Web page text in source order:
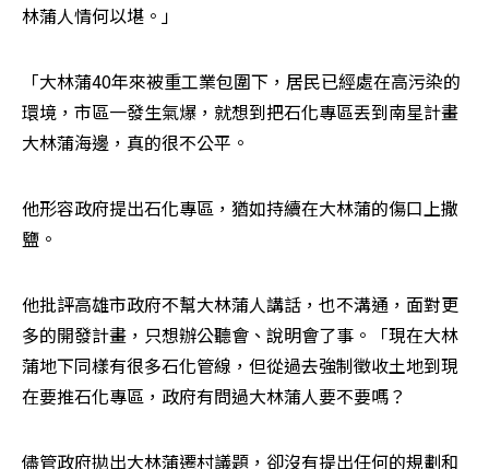
林蒲人情何以堪。」
「大林蒲40年來被重工業包圍下，居民已經處在高污染的
環境，市區一發生氣爆，就想到把石化專區丟到南星計畫
大林蒲海邊，真的很不公平。
他形容政府提出石化專區，猶如持續在大林蒲的傷口上撒
鹽。
他批評高雄市政府不幫大林蒲人講話，也不溝通，面對更
多的開發計畫，只想辦公聽會、說明會了事。「現在大林
蒲地下同樣有很多石化管線，但從過去強制徵收土地到現
在要推石化專區，政府有問過大林蒲人要不要嗎？
儘管政府拋出大林蒲遷村議題，卻沒有提出任何的規劃和